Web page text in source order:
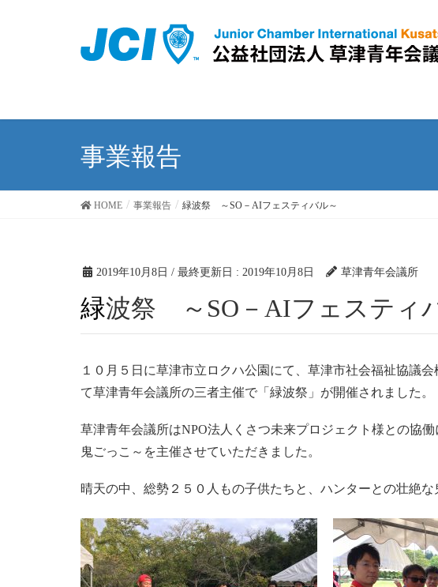
事業報告
HOME 事業報告 緑波祭 ～SO－AIフェスティバル～
2019年10月8日 / 最終更新日 : 2019年10月8日 草津青年会議所
緑波祭 ～SO－AIフェスティ
１０月５日に草津市立ロクハ公園にて、草津市社会福祉協議
て草津青年会議所の三者主催で「緑波祭」が開催されました。
草津青年会議所はNPO法人くさつ未来プロジェクト様との協
鬼ごっこ～を主催させていただきました。
晴天の中、総勢２５０人もの子供たちと、ハンターとの壮絶な